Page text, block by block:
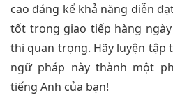
cao đáng kể khả năng diễn
tốt trong giao tiếp hàng
thi quan trọng. Hãy luyện tập
ngữ pháp này thành một
tiếng Anh của bạn!